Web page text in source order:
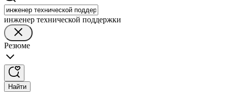
инженер технической поддержки
Резюме
Найти